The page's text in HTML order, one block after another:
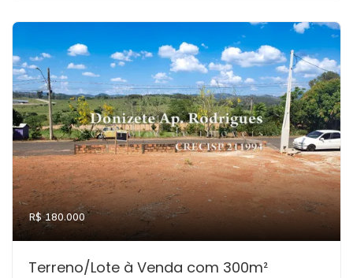
R$ 180.000
Terreno/Lote à Venda com 300m²